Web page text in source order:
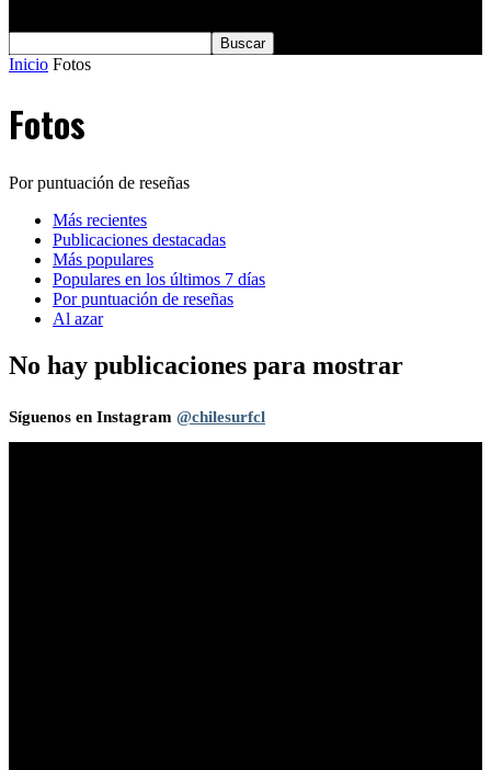
Inicio Fotos
Fotos
Por puntuación de reseñas
Más recientes
Publicaciones destacadas
Más populares
Populares en los últimos 7 días
Por puntuación de reseñas
Al azar
No hay publicaciones para mostrar
Síguenos en Instagram @chilesurfcl